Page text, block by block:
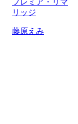
リッジ
藤原えみ